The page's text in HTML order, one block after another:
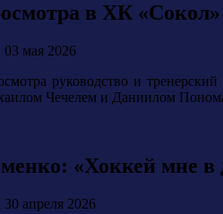
в ХК «Сокол»
03 мая 2026
руководство и
Чечелем и Даниилом
«Хоккей мне в
апреля 2026